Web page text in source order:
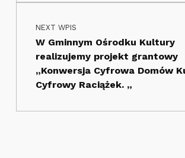
NEXT WPIS
W Gminnym Ośrodku Kultury
realizujemy projekt grantowy
„Konwersja Cyfrowa Domów
Cyfrowy Raciążek. „